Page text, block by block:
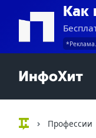
Как
Профессии